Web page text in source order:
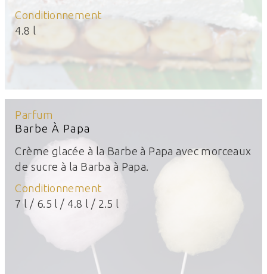
Conditionnement
4.8 l
Parfum
Barbe À Papa
Crème glacée à la Barbe à Papa avec morceaux
de sucre à la Barba à Papa.
Conditionnement
7 l / 6.5 l / 4.8 l / 2.5 l